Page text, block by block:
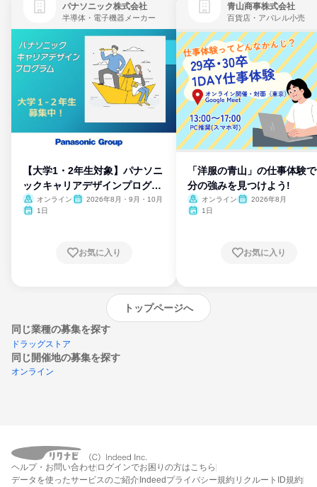
パナソニック株式会社
半導体・電子機器メーカー
【大学1・2年生対象】パナソニ
ックキャリアデザインプログラ
ム
オンライン
2026年8月・9月・10月
1日
お気に入り
青山商事株式会社
百貨店・アパレル小売
「洋服の青山」の仕事体験
分の強みを見つけよう!
オンライン
2026年8月
1日
お気に入り
トップページへ
同じ業種の募集を探す
ドラッグストア
同じ開催地の募集を探す
オンライン
エントリーするとプログラムの詳細案内を
受け取れるようになります
ヘルプ・お問い合わせ ログインでお困りの方はこちら
データを使ったサービスのご紹介 Indeedプライバシー規約 リクルートID規約